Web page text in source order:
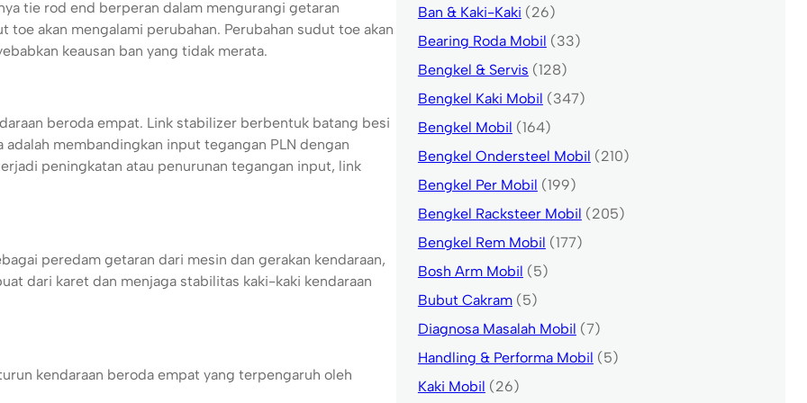
tie rod end berperan dalam mengurangi getaran
akan mengalami perubahan. Perubahan sudut toe akan
keausan ban yang tidak merata.
beroda empat. Link stabilizer berbentuk batang besi
membandingkan input tegangan PLN dengan
peningkatan atau penurunan tegangan input, link
peredam getaran dari mesin dan gerakan kendaraan,
dari karet dan menjaga stabilitas kaki-kaki kendaraan
kendaraan beroda empat yang terpengaruh oleh
Ban & Kaki-Kaki (26)
Bearing Roda Mobil (33)
Bengkel & Servis (128)
Bengkel Kaki Mobil (347)
Bengkel Mobil (164)
Bengkel Ondersteel Mobil (210)
Bengkel Per Mobil (199)
Bengkel Racksteer Mobil (205)
Bengkel Rem Mobil (177)
Bosh Arm Mobil (5)
Bubut Cakram(5)
Diagnosa Masalah Mobil (7)
Handling & Performa Mobil (5)
Kaki Mobil (26)